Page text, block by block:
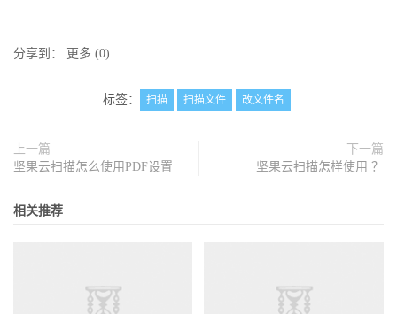
分享到： 更多 (0)
标签： 扫描 扫描文件 改文件名
上一篇
坚果云扫描怎么使用PDF设置
下一篇
坚果云扫描怎样使用 ？
相关推荐